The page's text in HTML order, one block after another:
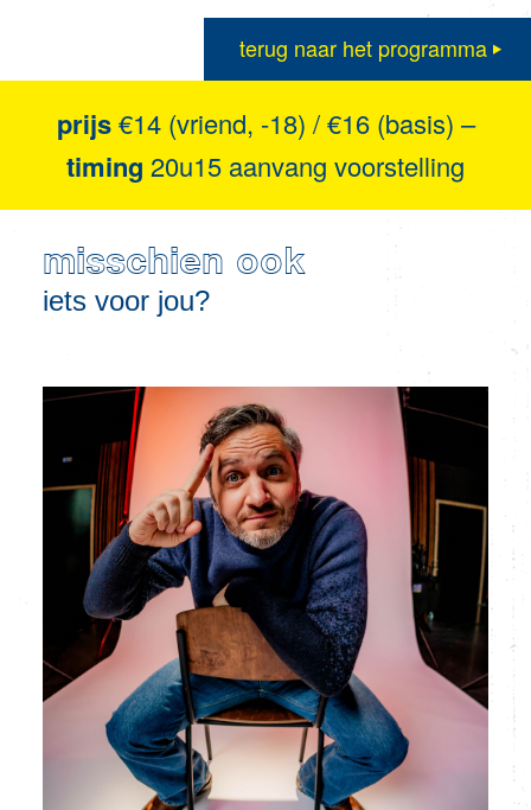
terug naar het programma
prijs€14 (vriend, -18) / €16 (basis) –
timing 20u15 aanvang voorstelling
misschien ook
iets voor jou?